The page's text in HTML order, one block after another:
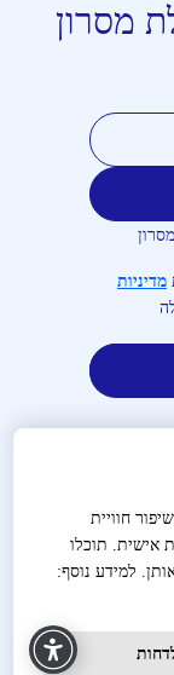
מסרון
מדיניות
03-
חוויית
אישית. תוכלו
למידע נוסף: